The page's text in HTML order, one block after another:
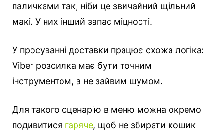
паличками так, ніби це звичайний щільний
макі. У них інший запас міцності.
У просуванні доставки працює схожа логіка:
Viber розсилка має бути точним
інструментом, а не зайвим шумом.
Для такого сценарію в меню можна окремо
подивитися гаряче, щоб не збирати кошик